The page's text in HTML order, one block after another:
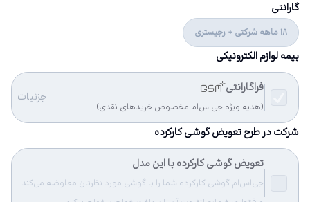
گارانتی
18 ماهه شرکتی + رجیستری
بیمه لوازم الکترونیکی
فراگارانتی
(هدیه ویژه جی‌اس‌ام مخصوص خریدهای نقدی)
جزئیات
شرکت در طرح تعویض گوشی کارکرده
تعویض گوشی کارکرده با این مدل
جی‌اس‌ام گوشی کارکرده شما را با گوشی مورد نظرتان معاوضه می‌کند